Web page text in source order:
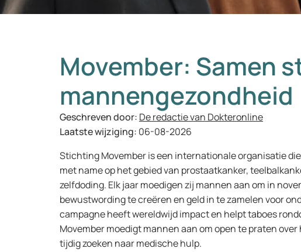
Movember: Samen
mannengezondheid
Geschreven door: De redactie van Dokteronline
Laatste wijziging: 06-08-2026
Stichting Movember is een internationale organisatie
met name op het gebied van prostaatkanker,
zelfdoding. Elk jaar moedigen zij mannen aan om in
bewustwording te creëren en geld in te zamelen voor
campagne heeft wereldwijd impact en helpt taboes
Movember moedigt mannen aan om open te praten
tijdig zoeken naar medische hulp.